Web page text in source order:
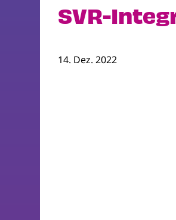
SVR-
14. Dez. 2022